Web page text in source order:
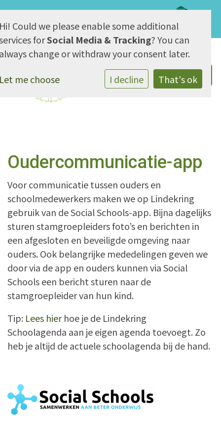
AVG & Privacy
Oudercommunicatie-app
Voor communicatie tussen ouders en
schoolmedewerkers maken we op Lindekring
gebruik van de Social Schools-app. Bijna dagelijks
sturen stamgroepleiders foto’s en berichten in
een afgesloten en beveiligde omgeving naar
ouders. Ook belangrijke mededelingen geven we
door via de app en ouders kunnen via Social
Schools een bericht sturen naar de
stamgroepleider van hun kind.
Tip: Lees hierhoe je de Lindekring
Schoolagenda aan je eigen agenda toevoegt. Zo
heb je altijd de actuele schoolagenda bij de hand.
Could we please enable some additional
forSocial Media & Tracking? You can
change or withdraw your consent later.
me choose
I decline That's ok